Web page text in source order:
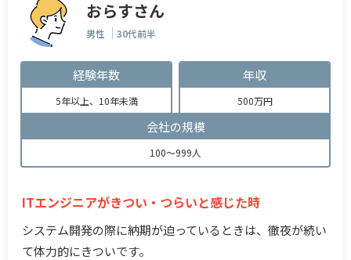
おらすさん
男性 30代前半
経験年数
5年以上、10年未満
年収
500万円
会社の規模
100～999人
ITエンジニアがきつい・つらいと感じた時
システム開発の際に納期が迫っているときは、徹夜が続い
て体力的にきついです。